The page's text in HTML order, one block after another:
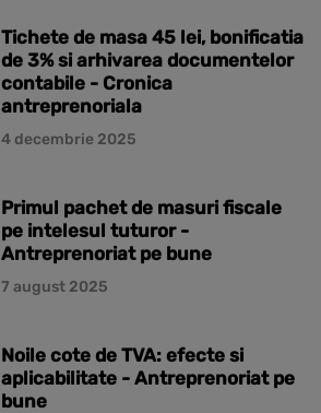
Tichete de masa 45 lei, bonificatia
de 3% si arhivarea documentelor
contabile - Cronica
antreprenoriala
4 decembrie 2025
Primul pachet de masuri fiscale
pe intelesul tuturor -
Antreprenoriat pe bune
7 august 2025
Noile cote de TVA: efecte si
aplicabilitate - Antreprenoriat pe
bune